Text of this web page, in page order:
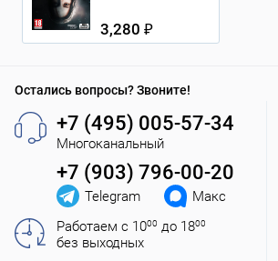
3,280 ₽
Остались вопросы? Звоните!
+7 (495) 005-57-34
Многоканальный
+7 (903) 796-00-20
Telegram
Макс
Работаем с 1000 до 1800
без выходных